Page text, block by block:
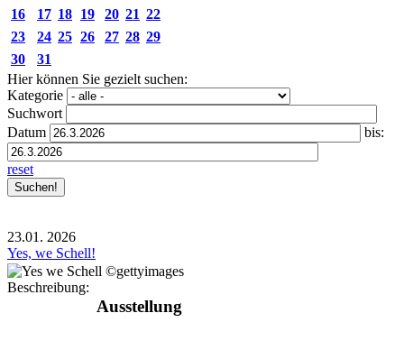
16
17 18 19 20 21 22
23
24 25 26 27 28 29
30
31
Hier können Sie gezielt suchen:
Kategorie
Suchwort
Datum
bis:
reset
23.01. 2026
Yes, we Schell!
Beschreibung:
Ausstellung